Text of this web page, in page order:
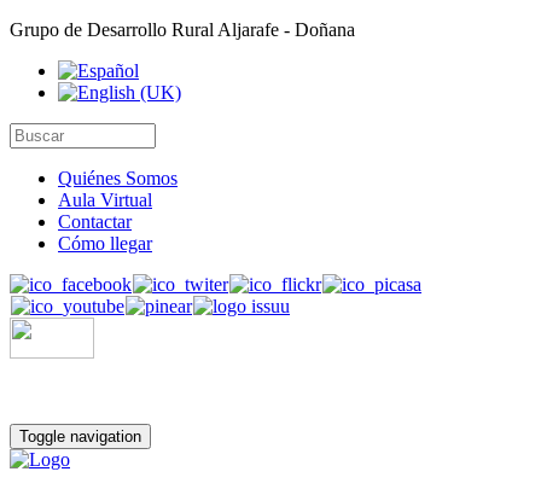
Grupo de Desarrollo Rural Aljarafe - Doñana
Quiénes Somos
Aula Virtual
Contactar
Cómo llegar
Toggle navigation